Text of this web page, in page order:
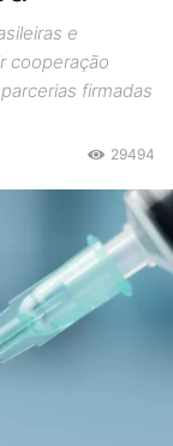
e
cooperação
firmadas
29494